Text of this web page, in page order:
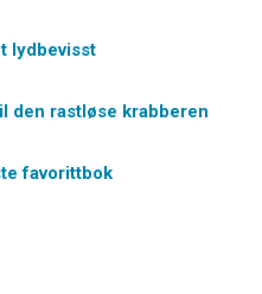
lydbevisst
den rastløse krabberen
favorittbok